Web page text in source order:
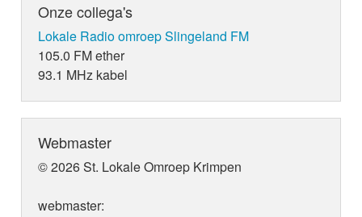
Onze collega's
Lokale Radio omroep Slingeland FM
105.0 FM ether
93.1 MHz kabel
Webmaster
© 2026 St. Lokale Omroep Krimpen
webmaster: